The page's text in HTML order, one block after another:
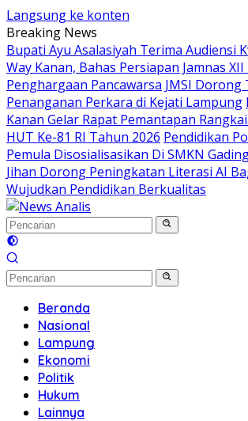
Langsung ke konten
Breaking News
Bupati Ayu Asalasiyah Terima Audiensi
Way Kanan, Bahas Persiapan Jamnas
Penghargaan Pancawarsa JMSI
Penanganan Perkara di Kejati Lampung
Kanan Gelar Rapat Pemantapan
HUT Ke-81 RI Tahun 2026 Pendidikan
Pemula Disosialisasikan Di SMKN
Jihan Dorong Peningkatan Literasi AI
Wujudkan Pendidikan Berkualitas
Beranda
Nasional
Lampung
Ekonomi
Politik
Hukum
Lainnya